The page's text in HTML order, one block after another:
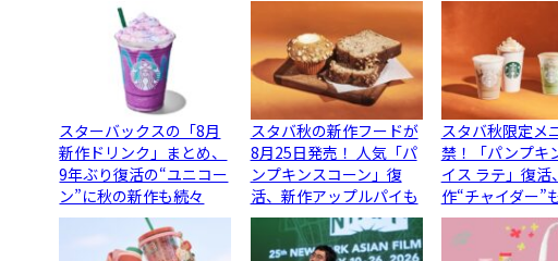
スターバックスの「8月
新作ドリンク」まとめ、
9年ぶり復活の“ユニコー
ン”に秋の新作も続々
スタバ秋の新作フードが
8月25日発売！ 人気「パ
ンプキンスコーン」復
活、新作アップルパイも
スタバ秋限定メ
禁！「パンプキ
イス ラテ」復活
作“チャイダー”